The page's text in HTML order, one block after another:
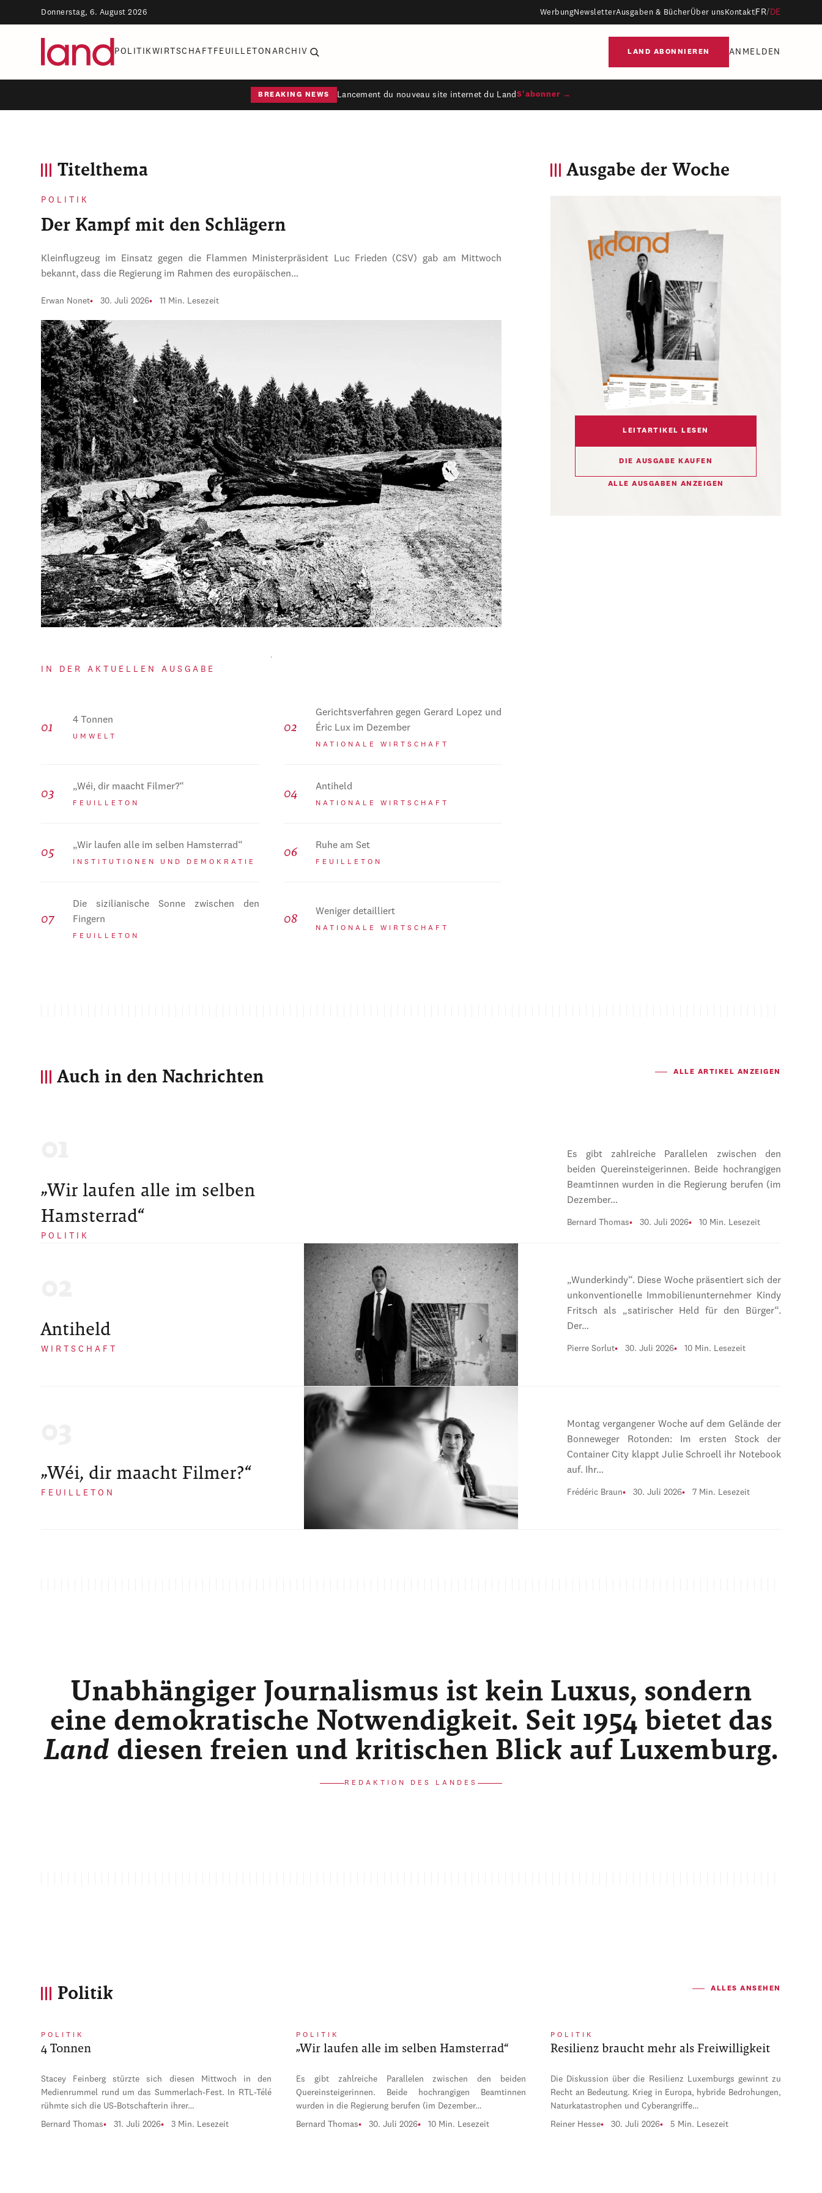
Donnerstag, 6. August 2026 WerbungNewsletterAusgaben & BücherÜber uns Kontakt FR/ DE
POLITIKWIRTSCHAFT FEUILLETON ARCHIV LAND ABONNIEREN ANMELDEN
BREAKING NEWS Lancement du nouveau site internet du Land S'abonner →
Titelthema
POLITIK
Der Kampf mit den Schlägern
Kleinflugzeug im Einsatz gegen die Flammen Ministerpräsident Luc Frieden (CSV) gab am Mittwoch
bekannt, dass die Regierung im Rahmen des europäischen…
Erwan Nonet 30. Juli 2026 11 Min. Lesezeit
IN DER AKTUELLEN AUSGABE
4 Tonnen
UMWELT
Gerichtsverfahren gegen Gerard Lopez und
Éric Lux im Dezember
NATIONALE WIRTSCHAFT
„Wéi, dir maacht Filmer?“
FEUILLETON
Antiheld
NATIONALE WIRTSCHAFT
„Wir laufen alle im selben Hamsterrad“
INSTITUTIONEN UND DEMOKRATIE
Ruhe am Set
FEUILLETON
Die sizilianische Sonne zwischen den
Fingern
FEUILLETON
Weniger detailliert
NATIONALE WIRTSCHAFT
Ausgabe der Woche
LEITARTIKEL LESEN
DIE AUSGABE KAUFEN
ALLE AUSGABEN ANZEIGEN
Auch in den Nachrichten ALLE ARTIKEL ANZEIGEN
„Wir laufen alle im selben
Hamsterrad“
POLITIK
Es gibt zahlreiche Parallelen zwischen den
beiden Quereinsteigerinnen. Beide hochrangigen
Beamtinnen wurden in die Regierung berufen (im
Dezember…
Bernard Thomas 30. Juli 2026 10 Min. Lesezeit
Antiheld
WIRTSCHAFT
„Wunderkindy“. Diese Woche präsentiert sich der
unkonventionelle Immobilienunternehmer Kindy
Fritsch als „satirischer Held für den Bürger“.
Der…
Pierre Sorlut 30. Juli 2026 10 Min. Lesezeit
„Wéi, dir maacht Filmer?“
FEUILLETON
Montag vergangener Woche auf dem Gelände der
Bonneweger Rotonden: Im ersten Stock der
Container City klappt Julie Schroell ihr Notebook
auf. Ihr…
Frédéric Braun 30. Juli 2026 7 Min. Lesezeit
Unabhängiger Journalismus ist kein Luxus, sondern
eine demokratische Notwendigkeit. Seit 1954 bietet das
Land diesen freien und kritischen Blick auf Luxemburg.
REDAKTION DES LANDES
Politik ALLES ANSEHEN
POLITIK
4 Tonnen
Stacey Feinberg stürzte sich diesen Mittwoch in den
Medienrummel rund um das Summerlach-Fest. In RTL-Télé
rühmte sich die US-Botschafterin ihrer…
Bernard Thomas 31. Juli 2026 3 Min. Lesezeit
POLITIK
„Wir laufen alle im selben Hamsterrad“
Es gibt zahlreiche Parallelen zwischen den beiden
Quereinsteigerinnen. Beide hochrangigen Beamtinnen
wurden in die Regierung berufen (im Dezember…
Bernard Thomas 30. Juli 2026 10 Min. Lesezeit
POLITIK
Resilienz braucht mehr als Freiwilligkeit
Die Diskussion über die Resilienz Luxemburgs gewinnt zu
Recht an Bedeutung. Krieg in Europa, hybride Bedrohungen,
Naturkatastrophen und Cyberangriffe…
Reiner Hesse 30. Juli 2026 5 Min. Lesezeit